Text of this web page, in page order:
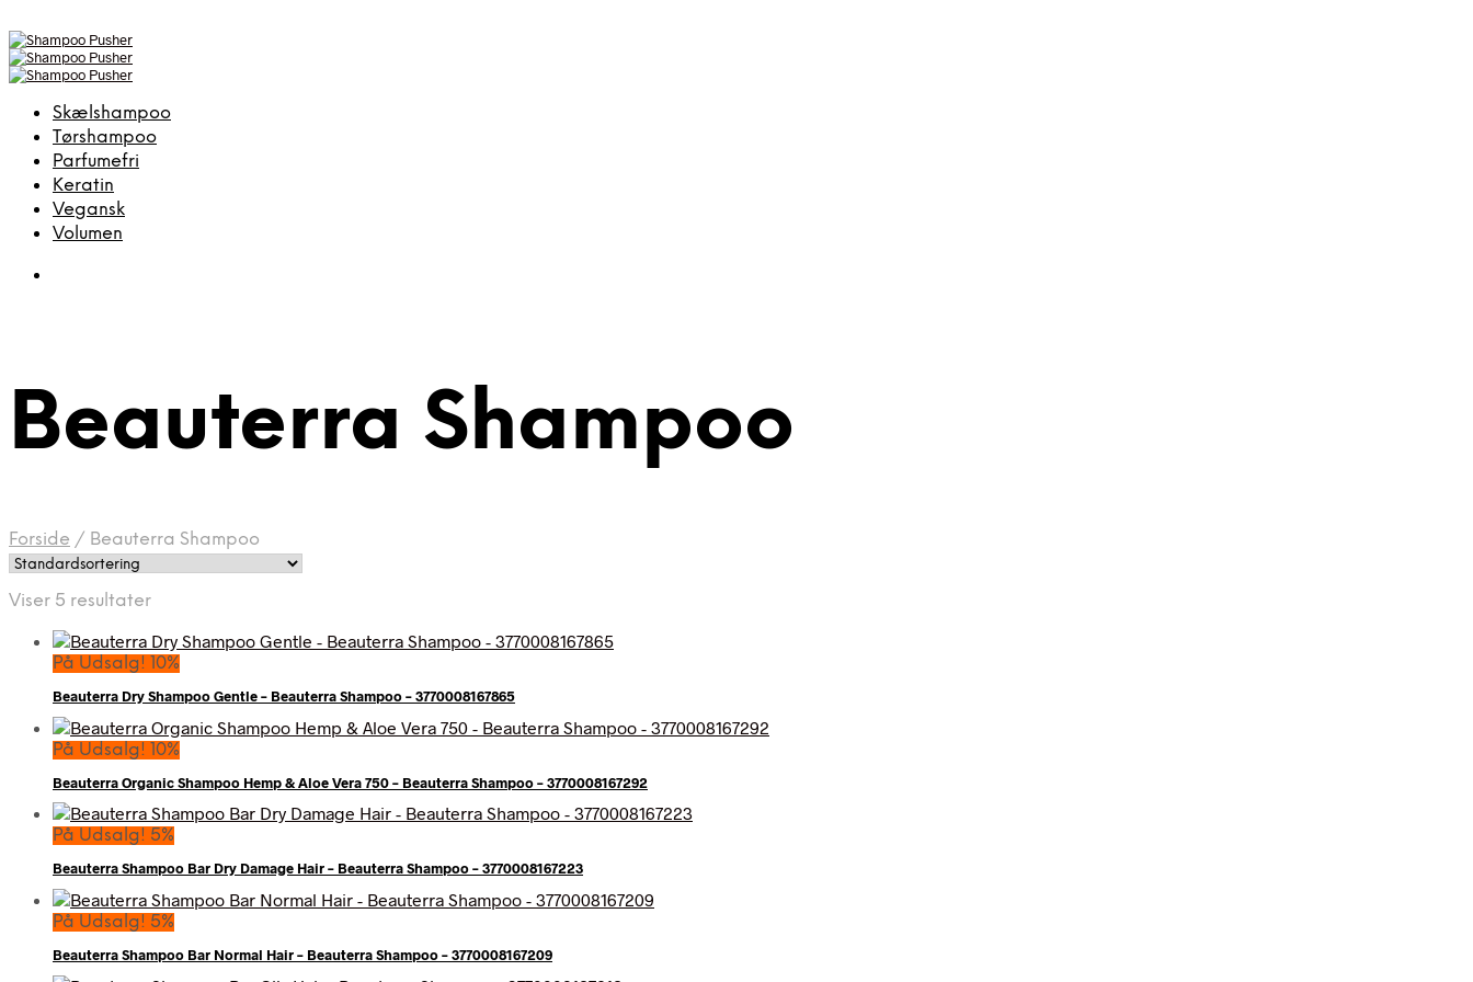
Skælshampoo
Tørshampoo
Parfumefri
Keratin
Vegansk
Volumen
Beauterra Shampoo
Forside / Beauterra Shampoo
Viser 5 resultater
På Udsalg! 10%
Beauterra Dry Shampoo Gentle – Beauterra Shampoo – 3770008167865
På Udsalg! 10%
Beauterra Organic Shampoo Hemp & Aloe Vera 750 – Beauterra Shampoo – 3770008167292
På Udsalg! 5%
Beauterra Shampoo Bar Dry Damage Hair – Beauterra Shampoo – 3770008167223
På Udsalg! 5%
Beauterra Shampoo Bar Normal Hair – Beauterra Shampoo – 3770008167209